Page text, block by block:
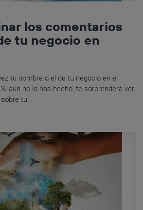
los comentarios
tu negocio en
tu nombre o el de tu negocio en el
aún no lo has hecho, te sorprenderá ver
tu...